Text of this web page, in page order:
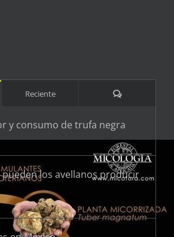
Reciente Comentarios
y consumo de trufa negra
pueden los avellanos producir